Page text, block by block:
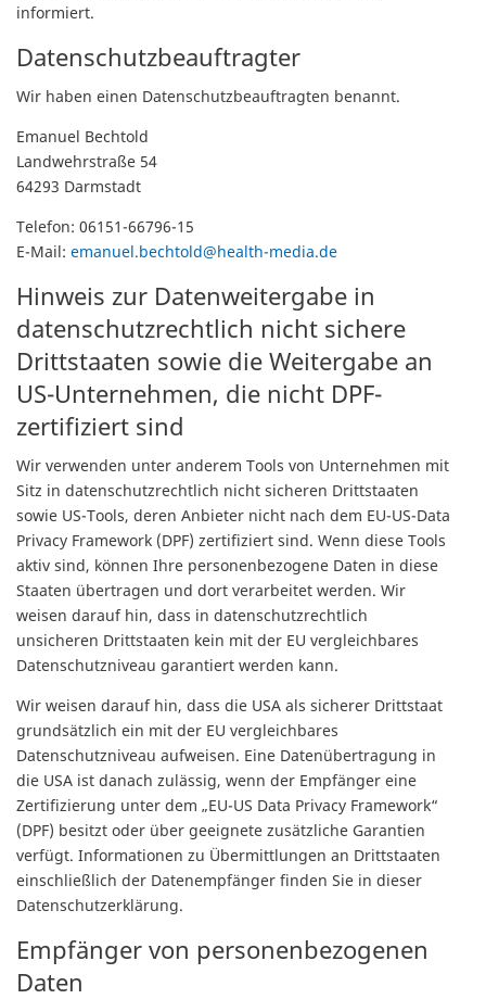
informiert.
Datenschutz­beauftragter
Wir haben einen Datenschutzbeauftragten benannt.
Emanuel Bechtold
Landwehrstraße 54
64293 Darmstadt
Telefon: 06151-66796-15
E-Mail: emanuel.bechtold@health-media.de
Hinweis zur Datenweitergabe in
datenschutzrechtlich nicht sichere
Drittstaaten sowie die Weitergabe an
US-Unternehmen, die nicht DPF-
zertifiziert sind
Wir verwenden unter anderem Tools von Unternehmen mit
Sitz in datenschutzrechtlich nicht sicheren Drittstaaten
sowie US-Tools, deren Anbieter nicht nach dem EU-US-Data
Privacy Framework (DPF) zertifiziert sind. Wenn diese Tools
aktiv sind, können Ihre personenbezogene Daten in diese
Staaten übertragen und dort verarbeitet werden. Wir
weisen darauf hin, dass in datenschutzrechtlich
unsicheren Drittstaaten kein mit der EU vergleichbares
Datenschutzniveau garantiert werden kann.
Wir weisen darauf hin, dass die USA als sicherer Drittstaat
grundsätzlich ein mit der EU vergleichbares
Datenschutzniveau aufweisen. Eine Datenübertragung in
die USA ist danach zulässig, wenn der Empfänger eine
Zertifizierung unter dem „EU-US Data Privacy Framework“
(DPF) besitzt oder über geeignete zusätzliche Garantien
verfügt. Informationen zu Übermittlungen an Drittstaaten
einschließlich der Datenempfänger finden Sie in dieser
Datenschutzerklärung.
Empfänger von personenbezogenen
Daten